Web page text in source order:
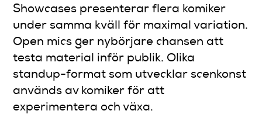
Showcases presenterar flera komiker
under samma kväll för maximal variation.
Open mics ger nybörjare chansen att
testa material inför publik. Olika
standup-format som utvecklar scenkonst
används av komiker för att
experimentera och växa.